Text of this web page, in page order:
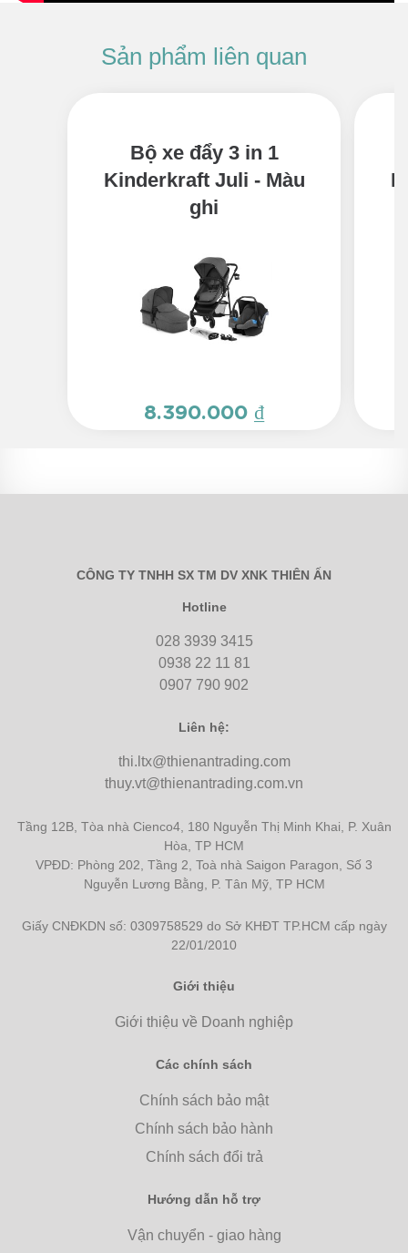
Bộ xe đẩy 3 in 1
Kinderkraft Juli - Màu
ghi
8.390.000 ₫
CÔNG TY TNHH SX TM DV XNK THIÊN ẤN
Hotline
028 3939 3415
0938 22 11 81
0907 790 902
Liên hệ:
thi.ltx@thienantrading.com
thuy.vt@thienantrading.com.vn
Tầng 12B, Tòa nhà Cienco4, 180 Nguyễn Thị Minh Khai, P. Xuân
Hòa, TP HCM
VPĐD: Phòng 202, Tầng 2, Toà nhà Saigon Paragon, Số 3
Nguyễn Lương Bằng, P. Tân Mỹ, TP HCM
Giấy CNĐKDN số: 0309758529 do Sở KHĐT TP.HCM cấp ngày
22/01/2010
Giới thiệu
Giới thiệu về Doanh nghiệp
Các chính sách
Chính sách bảo mật
Chính sách bảo hành
Chính sách đổi trả
Hướng dẫn hỗ trợ
Vận chuyển - giao hàng